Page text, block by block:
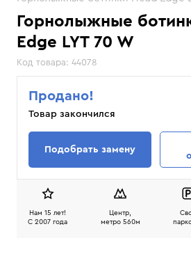
Горнолыжные
Edge LYT 70 W
Код товара: 44078
Продано!
Товар закончился
Подобрать замену
Нам 15 лет!
C 2007 года
Центр,
метро 560м